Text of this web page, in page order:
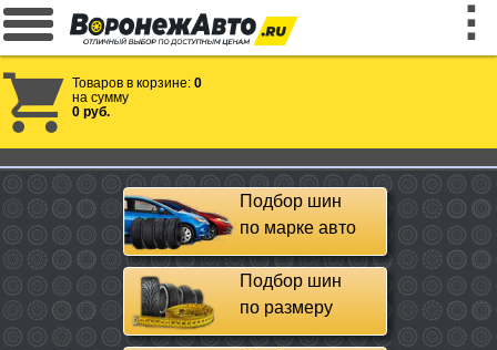
Товаров в корзине: 0
на сумму
0 руб.
Подбор шин
по марке авто
Подбор шин
по размеру